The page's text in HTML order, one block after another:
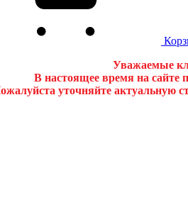
Уважаемые
В настоящее время на сайте
уточняйте актуальную